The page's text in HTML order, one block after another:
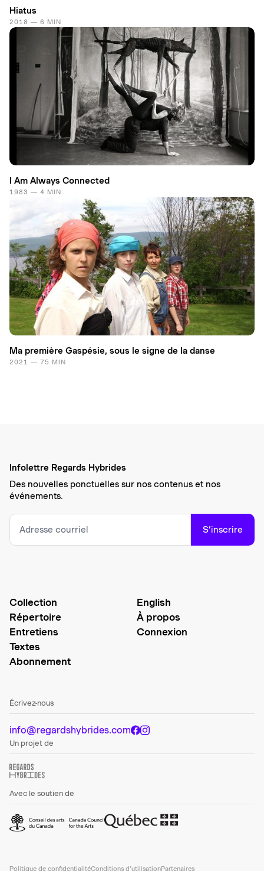
Hiatus
2018 — 6 MIN
I Am Always Connected
1983 — 4 MIN
Ma première Gaspésie, sous le signe de la danse
2021 — 75 MIN
Infolettre Regards Hybrides
Des nouvelles ponctuelles sur nos contenus et nos
événements.
S’inscrire
Collection
Répertoire
Entretiens
Textes
Abonnement
English
À propos
Connexion
Écrivez-nous
info@regardshybrides.com
Un projet de
Avec le soutien de
Politique de confidentialitéConditions d’utilisationPartenaires